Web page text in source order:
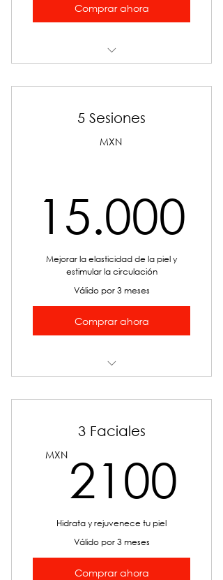
Comprar ahora
5 Sesiones
MXN
15.000
Mejorar la elasticidad de la piel y
estimular la circulación
Válido por 3 meses
Comprar ahora
3 Faciales
MXN 2100
Hidrata y rejuvenece tu piel
Válido por 3 meses
Comprar ahora